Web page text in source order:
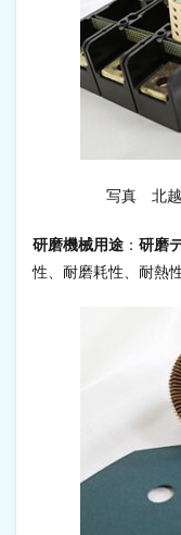
写真 北越
研磨機械用途 ： 研磨
性、耐磨耗性、耐熱